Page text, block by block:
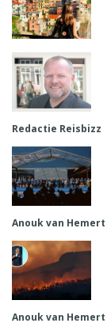
Redactie Reisbizz
Anouk van Hemert
Anouk van Hemert